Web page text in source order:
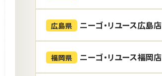
広島県 ニーゴ・リユース広島店
福岡県 ニーゴ・リユース福岡店